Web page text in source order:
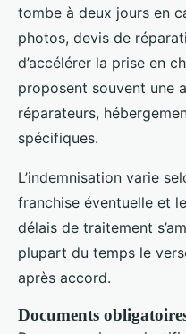
tombe à deux jours en
photos, devis de
d’accélérer la prise en
proposent souvent une
réparateurs,
spécifiques.
L’indemnisation varie
franchise éventuelle et
délais de traitement
plupart du temps le
après accord.
Documents